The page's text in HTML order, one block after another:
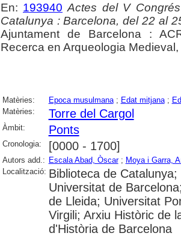
En: 193940 Actes del V
Catalunya : Barcelona, del 22 al
Ajuntament de Barcelona :
Recerca en Arqueologia
Matèries: Epoca musulmana; Edat mitjana;
Matèries:
Torre del Cargol
Àmbit: Ponts
Cronologia: [0000 - 1700]
Autors add.: Escala Abad, Òscar; Moya i Garra,
Localització: Biblioteca de
Universitat de
de Lleida; Universitat
Virgili; Arxiu Històric de
d'Història de Barcelona